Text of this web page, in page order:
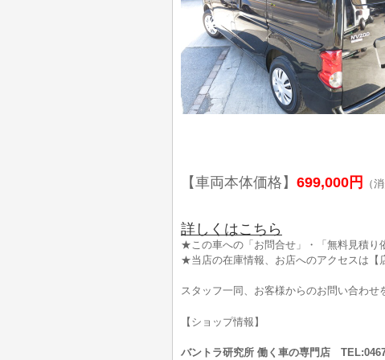
【車両本体価格】 699,000円 （
詳しくはこちら
★この車への「お問合せ」・「無料見積り
★当店の在庫情報、お店へのアクセスは【
スタッフ一同、お客様からのお問い合わせ
【ショップ情報】
バントラ研究所 働く車の専門店